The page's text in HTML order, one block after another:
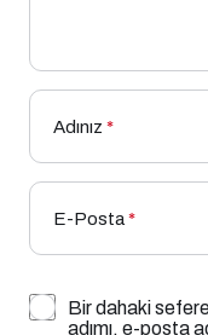
Adınız *
E-Posta*
Bir dahaki
adımı, e-posta